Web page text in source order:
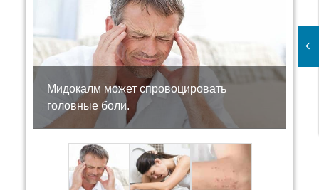
Мидокалм может спровоцировать
головные боли.